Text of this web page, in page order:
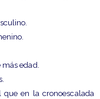
edad.
en la cronoescalada